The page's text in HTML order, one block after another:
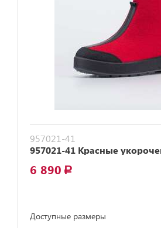
957021-41
957021-41 Красные
6 890 a
Доступные размеры